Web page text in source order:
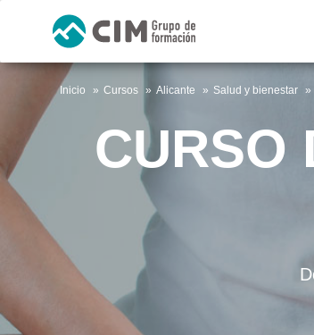
Inicio Cursos Alicante Salud y bienestar
CURSO